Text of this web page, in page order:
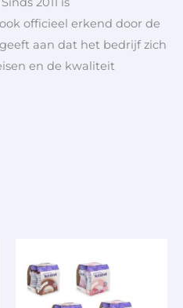
officieel erkend door de
aan dat het bedrijf zich
en de kwaliteit